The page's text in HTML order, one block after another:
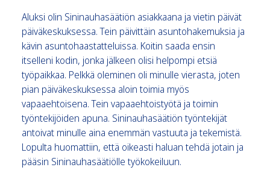
Aluksi olin Sininauhasäätiön asiakkaana ja vietin päivät
päiväkeskuksessa. Tein päivittäin asuntohakemuksia ja
kävin asuntohaastatteluissa. Koitin saada ensin
itselleni kodin, jonka jälkeen olisi helpompi etsiä
työpaikkaa. Pelkkä oleminen oli minulle vierasta, joten
pian päiväkeskuksessa aloin toimia myös
vapaaehtoisena. Tein vapaaehtoistyötä ja toimin
työntekijöiden apuna. Sininauhasäätiön työntekijät
antoivat minulle aina enemmän vastuuta ja tekemistä.
Lopulta huomattiin, että oikeasti haluan tehdä jotain ja
pääsin Sininauhasäätiölle työkokeiluun.